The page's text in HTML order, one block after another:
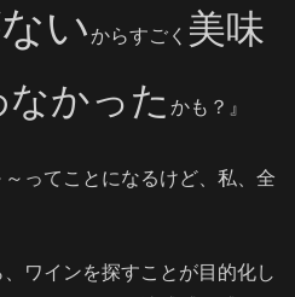
いからすごく 美味
かった かも？』
ってことになるけど、私、全
ワインを探すことが目的化し